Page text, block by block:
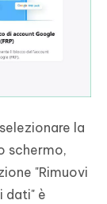
la
schermo,
"Rimuovi
dati" è